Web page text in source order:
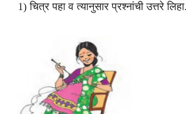
1) चित्र पहा व त्यानुसार प्रश्नांची उत्तरे लिहा.